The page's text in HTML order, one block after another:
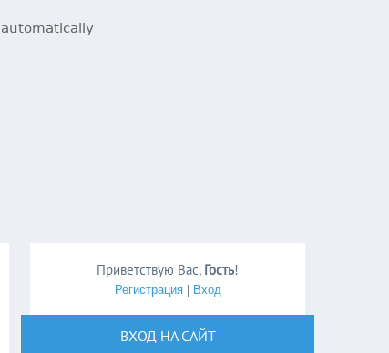
Приветствую Вас, Гость!
Регистрация| Вход
ВХОД НА САЙТ